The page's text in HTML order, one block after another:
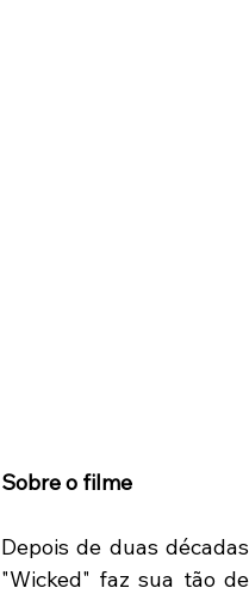
Sobre o filme
Depois de duas
"Wicked" faz sua tão